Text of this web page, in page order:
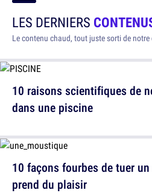
LES DERNIERS
Le contenu chaud, tout juste sorti de notre
10 raisons scientifiques de
dans une piscine
10 façons fourbes de tuer
prend du plaisir